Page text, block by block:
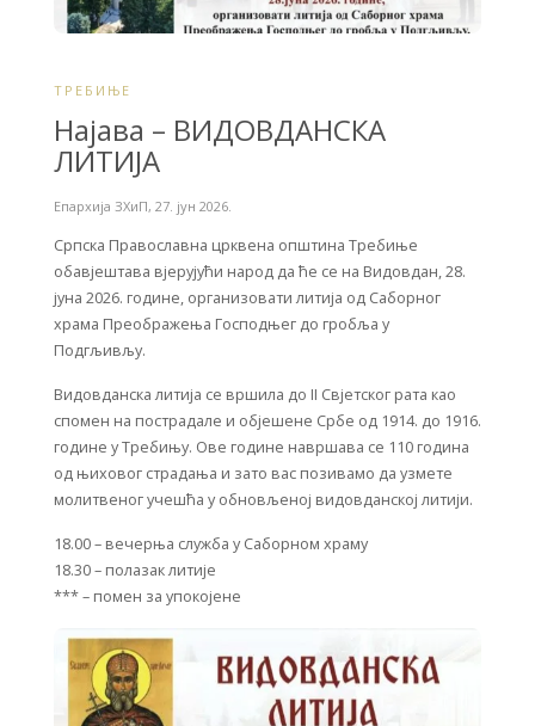
ТРЕБИЊЕ
Најава – ВИДОВДАНСКА
ЛИТИЈА
Епархија ЗХиП, 27. јун 2026.
Српска Православна црквена општина Требиње
обавјештава вјерујући народ да ће се на Видовдан, 28.
јуна 2026. године, организовати литија од Саборног
храма Преображења Господњег до гробља у
Подгљивљу.
Видовданска литија се вршила до II Свјетског рата као
спомен на пострадале и објешене Србе од 1914. до 1916.
године у Требињу. Ове године навршава се 110 година
од њиховог страдања и зато вас позивамо да узмете
молитвеног учешћа у обновљеној видовданској литији.
18.00 – вечерња служба у Саборном храму
18.30 – полазак литије
*** – помен за упокојене